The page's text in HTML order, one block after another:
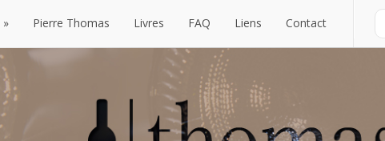
Pierre Thomas Livres FAQ Liens Contact